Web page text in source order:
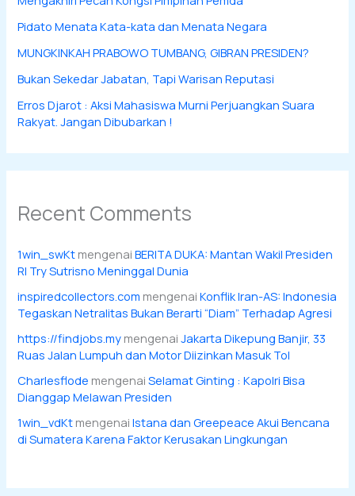
Pidato Menata Kata-kata dan Menata Negara
MUNGKINKAH PRABOWO TUMBANG, GIBRAN PRESIDEN?
Bukan Sekedar Jabatan, Tapi Warisan Reputasi
Erros Djarot : Aksi Mahasiswa Murni Perjuangkan Suara
Rakyat. Jangan Dibubarkan !
Recent Comments
1win_swKt mengenaiBERITA DUKA: Mantan Wakil Presiden
RI Try Sutrisno Meninggal Dunia
inspiredcollectors.com mengenaiKonflik Iran-AS: Indonesia
Tegaskan Netralitas Bukan Berarti “Diam” Terhadap Agresi
https://findjobs.my mengenaiJakarta Dikepung Banjir, 33
Ruas Jalan Lumpuh dan Motor Diizinkan Masuk Tol
Charlesflode mengenaiSelamat Ginting : Kapolri Bisa
Dianggap Melawan Presiden
1win_vdKt mengenaiIstana dan Greepeace Akui Bencana
di Sumatera Karena Faktor Kerusakan Lingkungan